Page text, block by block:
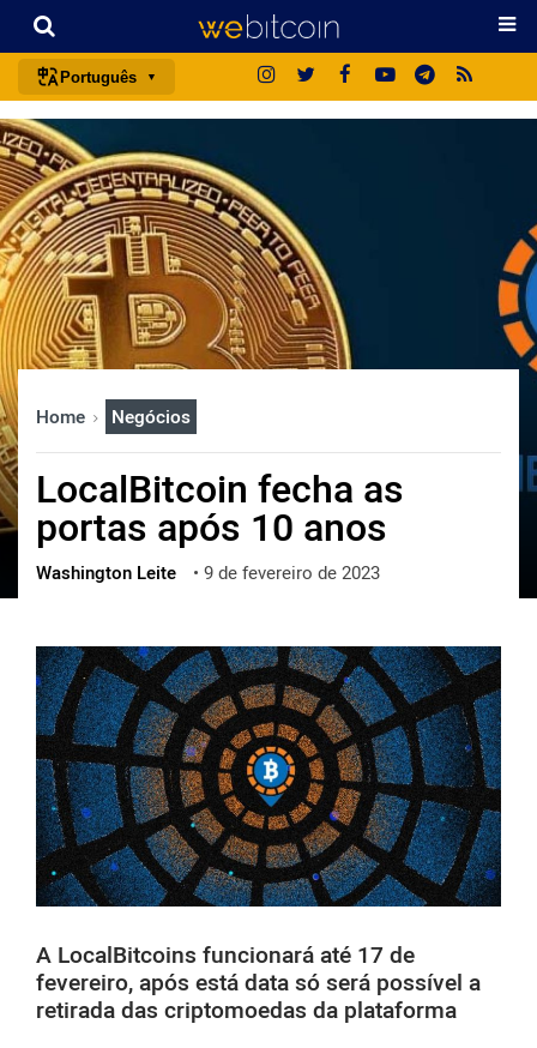
Português
english
español
français
italiano
deutsch
日本語
русский
العربية
ไทย
ქართული
vietnamese
Home Negócios
LocalBitcoin fecha as
portas após 10 anos
Washington Leite • 9 de fevereiro de 2023
A LocalBitcoins funcionará até 17 de
fevereiro, após está data só será possível a
retirada das criptomoedas da plataforma